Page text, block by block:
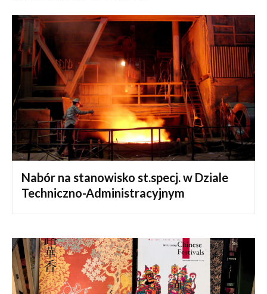
Nabór na stanowisko st.specj. w Dziale
Techniczno-Administracyjnym